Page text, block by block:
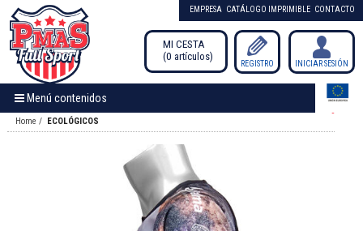
REGISTRO INICIAR SESIÓN
MI CESTA
0 artículos
EMPRESA CATÁLOGO IMPRIMIBLE CONTACTO
Menú contenidos
Home ECOLÓGICOS